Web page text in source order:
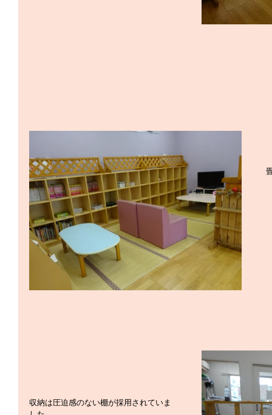
収納は圧迫感のない棚が採用されていま